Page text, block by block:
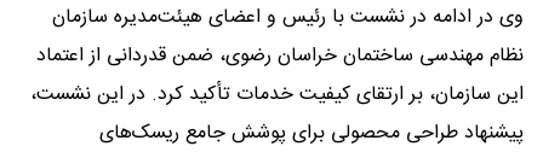
وی در ادامه در نشست با رئیس و اعضای هیئت‌مدیره سازمان
نظام مهندسی ساختمان خراسان رضوی، ضمن قدردانی از اعتماد
این سازمان، بر ارتقای کیفیت خدمات تأکید کرد. در این نشست،
پیشنهاد طراحی محصولی برای پوشش جامع ریسک‌های